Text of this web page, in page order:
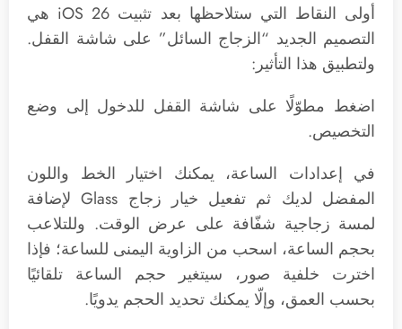
أولى النقاط التي ستلاحظها بعد تثبيت iOS 26 هي
التصميم الجديد “الزجاج السائل” على شاشة القفل.
ولتطبيق هذا التأثير:
اضغط مطوّلًا على شاشة القفل للدخول إلى وضع
التخصيص.
في إعدادات الساعة، يمكنك اختيار الخط واللون
المفضل لديك ثم تفعيل خيار زجاج Glass لإضافة
لمسة زجاجية شفّافة على عرض الوقت. وللتلاعب
بحجم الساعة، اسحب من الزاوية اليمنى للساعة؛ فإذا
اخترت خلفية صور، سيتغير حجم الساعة تلقائيًا
بحسب العمق، وإلّا يمكنك تحديد الحجم يدويًا.